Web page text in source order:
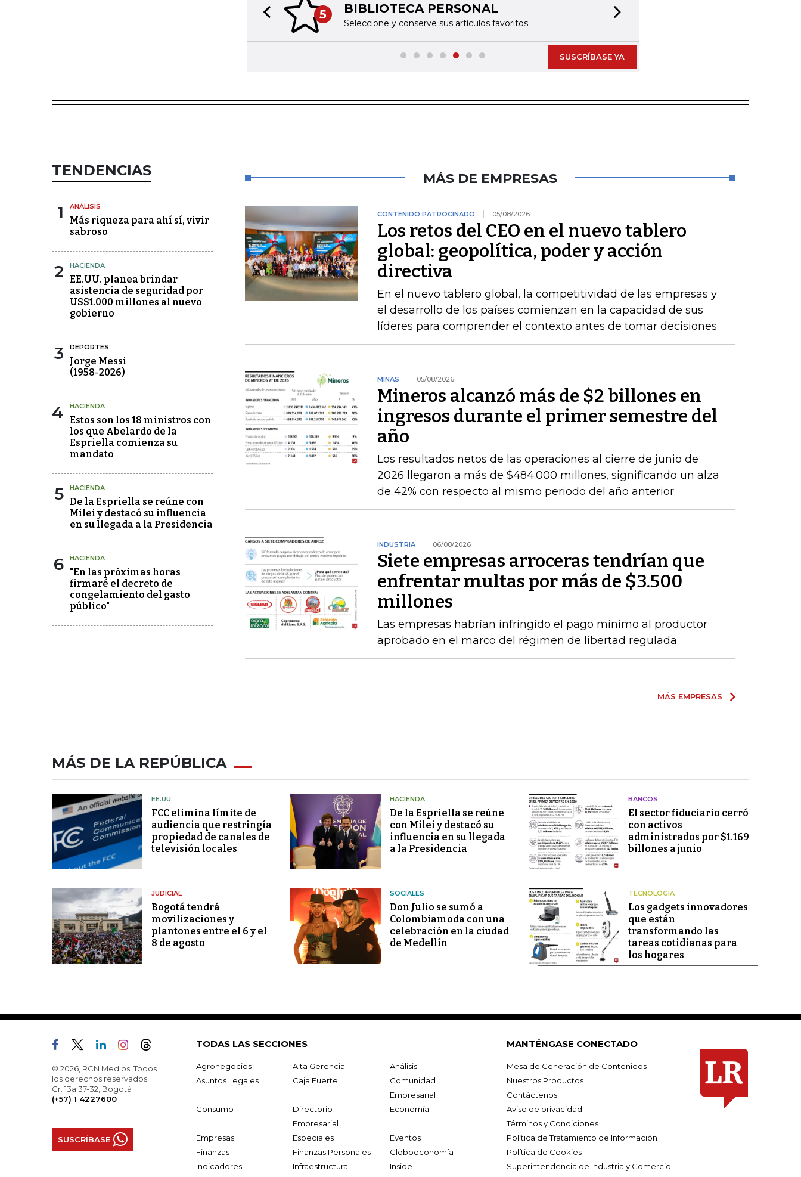
5 BIBLIOTECA PERSONAL
Seleccione y conserve sus artículos favoritos
Previous slide
SUSCRÍBASE YA
TENDENCIAS
1 ANÁLISIS
Más riqueza para ahí sí, vivir
sabroso
2 HACIENDA
EE.UU. planea brindar
asistencia de seguridad por
US$1.000 millones al nuevo
gobierno
3 DEPORTES
Jorge Messi
(1958-2026)
4 HACIENDA
Estos son los 18 ministros con
los que Abelardo de la
Espriella comienza su
mandato
5 HACIENDA
De la Espriella se reúne con
Milei y destacó su influencia
en su llegada a la Presidencia
6 HACIENDA
"En las próximas horas
firmaré el decreto de
congelamiento del gasto
público"
MÁS DE EMPRESAS
CONTENIDO PATROCINADO 05/08/2026
Los retos del CEO en el nuevo tablero
global: geopolítica, poder y acción
directiva
En el nuevo tablero global, la competitividad de las empresas y
el desarrollo de los países comienzan en la capacidad de sus
líderes para comprender el contexto antes de tomar decisiones
MINAS 05/08/2026
Mineros alcanzó más de $2 billones en
ingresos durante el primer semestre del
año
Los resultados netos de las operaciones al cierre de junio de
2026 llegaron a más de $484.000 millones, significando un alza
de 42% con respecto al mismo periodo del año anterior
INDUSTRIA 06/08/2026
Siete empresas arroceras tendrían que
enfrentar multas por más de $3.500
millones
Las empresas habrían infringido el pago mínimo al productor
aprobado en el marco del régimen de libertad regulada
MÁS EMPRESAS
MÁS DE LA REPÚBLICA
EE.UU.
FCC elimina límite de
audiencia que restringía
propiedad de canales de
televisión locales
HACIENDA
De la Espriella se reúne
con Milei y destacó su
influencia en su llegada
a la Presidencia
BANCOS
El sector fiduciario cerró
con activos
administrados por $1.169
billones a junio
JUDICIAL
Bogotá tendrá
movilizaciones y
plantones entre el 6 y el
8 de agosto
SOCIALES
Don Julio se sumó a
Colombiamoda con una
celebración en la ciudad
de Medellín
TECNOLOGÍA
Los gadgets innovadores
que están
transformando las
tareas cotidianas para
los hogares
© 2026, RCN Medios. Todos
los derechos reservados.
Cr. 13a 37-32, Bogotá
(+57) 1 4227600
SUSCRÍBASE
TODAS LAS SECCIONES
Agronegocios Alta Gerencia
Análisis
Asuntos Legales
Caja Fuerte
Comunidad
Empresarial
Consumo
Directorio
Empresarial
Economía
Empresas Especiales
Eventos
Finanzas
Finanzas Personales
Globoeconomía
Indicadores
Infraestructura
Inside
MANTÉNGASE CONECTADO
Mesa de Generación de Contenidos
Nuestros Productos
Contáctenos
Aviso de privacidad
Términos y Condiciones
Política de Tratamiento de Información
Política de Cookies
Superintendencia de Industria y Comercio